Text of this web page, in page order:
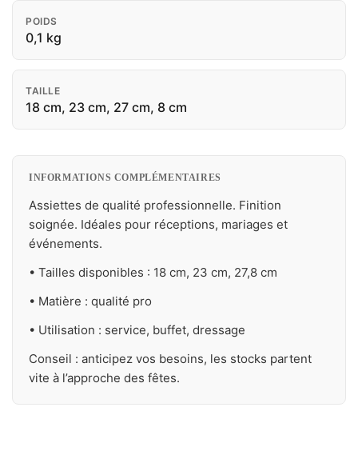
POIDS
0,1 kg
TAILLE
18 cm, 23 cm, 27 cm, 8 cm
INFORMATIONS COMPLÉMENTAIRES
Assiettes de qualité professionnelle. Finition
soignée. Idéales pour réceptions, mariages et
événements.
• Tailles disponibles : 18 cm, 23 cm, 27,8 cm
• Matière : qualité pro
• Utilisation : service, buffet, dressage
Conseil : anticipez vos besoins, les stocks partent
vite à l’approche des fêtes.